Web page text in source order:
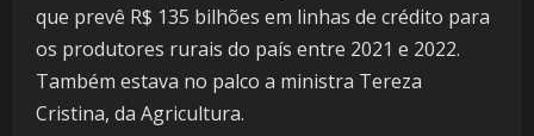
que prevê R$ 135 bilhões em linhas de crédito para
os produtores rurais do país entre 2021 e 2022.
Também estava no palco a ministra Tereza
Cristina, da Agricultura.